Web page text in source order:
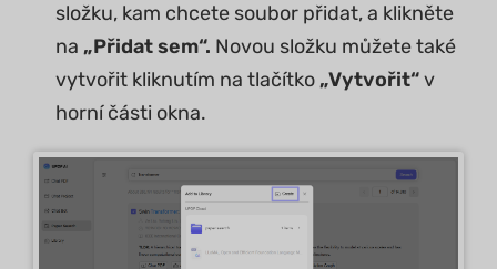
složku, kam chcete soubor přidat, a klikněte
na „Přidat sem“. Novou složku můžete také
vytvořit kliknutím na tlačítko „Vytvořit“v
horní části okna.